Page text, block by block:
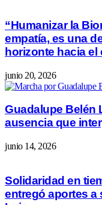
“Humanizar la
empatía, es una
horizonte hacia
junio 20, 2026
Guadalupe Belén
ausencia que
junio 14, 2026
Solidaridad en
entregó aportes a